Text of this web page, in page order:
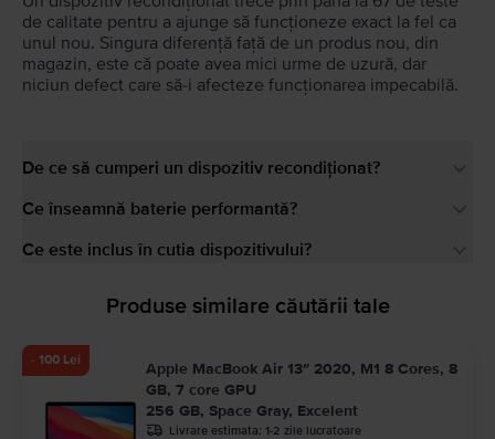
de calitate pentru a ajunge să funcționeze exact la fel ca
unul nou. Singura diferență față de un produs nou, din
magazin, este că poate avea mici urme de uzură, dar
niciun defect care să-i afecteze funcționarea impecabilă.
De ce să cumperi un dispozitiv recondiționat?
Ce înseamnă baterie performantă?
Ce este inclus în cutia dispozitivului?
Produse similare căutării tale
- 100 Lei
Apple MacBook Air 13″ 2020, M1 8 Cores, 8
GB, 7 core GPU
256 GB, Space Gray, Excelent
Livrare estimata: 1-2 zile lucratoare